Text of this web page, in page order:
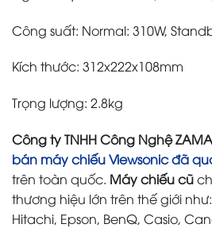
Công suất: Normal: 310W,
Kích thước: 312x222x108mm
Trọng lượng: 2.8kg
Công ty TNHH Công Nghệ
bán máy chiếu Viewsonic đã
trên toàn quốc. Máy chiếu cũ
thương hiệu lớn trên thế giới
Hitachi, Epson, BenQ, Casio,